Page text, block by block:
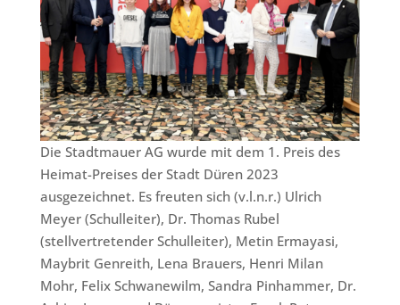
Die Stadtmauer AG wurde mit dem 1. Preis des
Heimat-Preises der Stadt Düren 2023
ausgezeichnet. Es freuten sich (v.l.n.r.) Ulrich
Meyer (Schulleiter), Dr. Thomas Rubel
(stellvertretender Schulleiter), Metin Ermayasi,
Maybrit Genreith, Lena Brauers, Henri Milan
Mohr, Felix Schwanewilm, Sandra Pinhammer, Dr.